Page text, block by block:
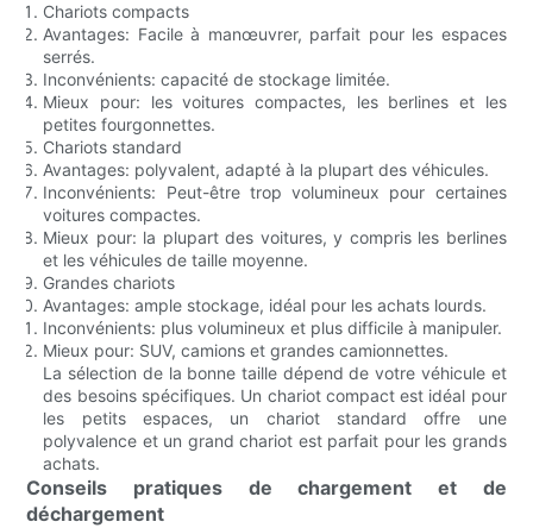
Chariots compacts
Avantages: Facile à manœuvrer, parfait pour les espaces
serrés.
Inconvénients: capacité de stockage limitée.
Mieux pour: les voitures compactes, les berlines et les
petites fourgonnettes.
Chariots standard
Avantages: polyvalent, adapté à la plupart des véhicules.
Inconvénients: Peut-être trop volumineux pour certaines
voitures compactes.
Mieux pour: la plupart des voitures, y compris les berlines
et les véhicules de taille moyenne.
Grandes chariots
Avantages: ample stockage, idéal pour les achats lourds.
Inconvénients: plus volumineux et plus difficile à manipuler.
Mieux pour: SUV, camions et grandes camionnettes.
La sélection de la bonne taille dépend de votre véhicule et
des besoins spécifiques. Un chariot compact est idéal pour
les petits espaces, un chariot standard offre une
polyvalence et un grand chariot est parfait pour les grands
achats.
Conseils pratiques de chargement et de
déchargement